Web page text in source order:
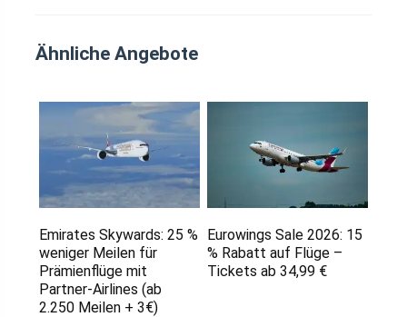
Ähnliche Angebote
Emirates Skywards: 25 %
weniger Meilen für
Prämienflüge mit
Partner-Airlines (ab
2.250 Meilen + 3€)
Eurowings Sale 2026: 15
% Rabatt auf Flüge –
Tickets ab 34,99 €